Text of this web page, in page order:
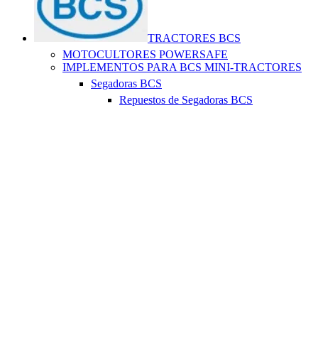
TRACTORES BCS
MOTOCULTORES POWERSAFE
IMPLEMENTOS PARA BCS MINI-TRACTORES
Segadoras BCS
Repuestos de Segadoras BCS